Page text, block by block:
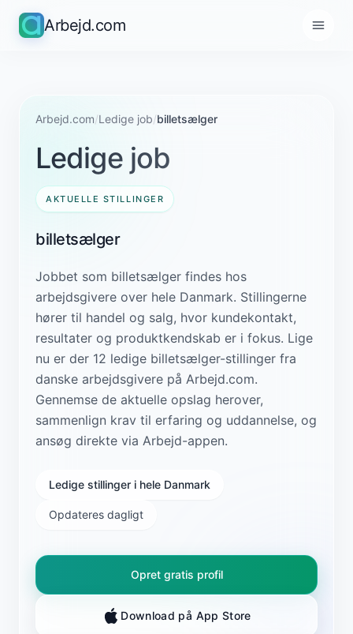
Arbejd.com
Arbejd.com/Ledige job/billetsælger
Ledige job
AKTUELLE STILLINGER
billetsælger
Jobbet som billetsælger findes hos
arbejdsgivere over hele Danmark. Stillingerne
hører til handel og salg, hvor kundekontakt,
resultater og produktkendskab er i fokus. Lige
nu er der 12 ledige billetsælger-stillinger fra
danske arbejdsgivere på Arbejd.com.
Gennemse de aktuelle opslag herover,
sammenlign krav til erfaring og uddannelse, og
ansøg direkte via Arbejd-appen.
Ledige stillinger i hele Danmark
Opdateres dagligt
Opret gratis profil
Download på App Store